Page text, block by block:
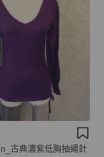
古典濃紫低胸抽繩針